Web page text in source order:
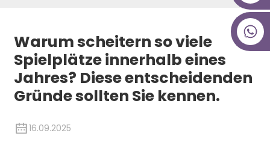
Warum scheitern so viele
Spielplätze innerhalb eines
Jahres? Diese entscheidenden
Gründe sollten Sie kennen.
16.09.2025